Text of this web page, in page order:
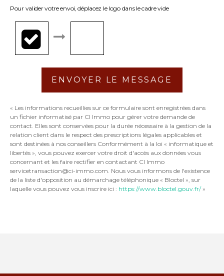
Pour valider votre envoi, déplacez le logo dans le cadre vide
ENVOYER LE MESSAGE
« Les informations recueillies sur ce formulaire sont enregistrées dans
un fichier informatisé par CI Immo pour gérer votre demande de
contact. Elles sont conservées pour la durée nécessaire à la gestion de la
relation client dans le respect des prescriptions légales applicables et
sont destinées à nos conseillers Conformément à la loi « informatique et
libertés », vous pouvez exercer votre droit d'accès aux données vous
concernant et les faire rectifier en contactant CI Immo
servicetransaction@ci-immo.com. Nous vous informons de l'existence
de la liste d'opposition au démarchage téléphonique « Bloctel », sur
laquelle vous pouvez vous inscrire ici : https://www.bloctel.gouv.fr/»